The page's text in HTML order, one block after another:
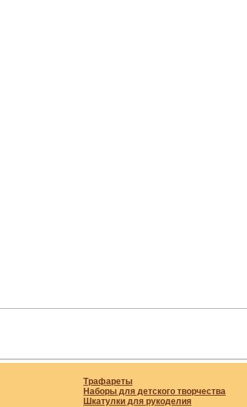
Трафареты
Наборы для детского творчества
Шкатулки для рукоделия